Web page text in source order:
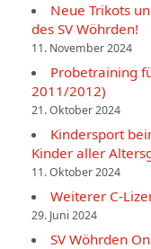
Neue Trikots
des SV Wöhrden!
11. November 2024
Probetraining
2011/2012)
21. Oktober 2024
Kindersport
Kinder aller
11. Oktober 2024
Weiterer C-
29. Juni 2024
SV Wöhrden